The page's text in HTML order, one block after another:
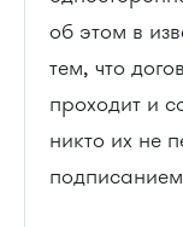
об этом в
тем, что
проходит и
никто их не